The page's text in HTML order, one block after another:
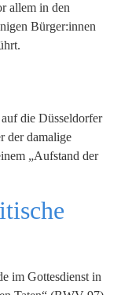
allem in den
Bürger:innen
die Düsseldorfer
der damalige
„Aufstand der
im Gottesdienst in